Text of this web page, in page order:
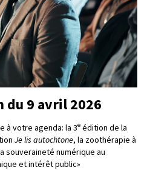
du 9 avril 2026
à votre agenda: la 3e édition de la
Je lis autochtone, la zoothérapie à
souveraineté numérique au
et intérêt public»